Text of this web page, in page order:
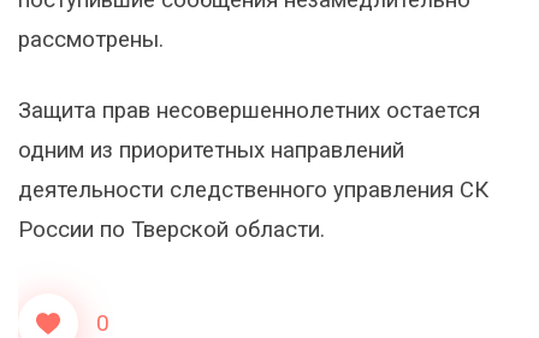
рассмотрены.
Защита прав несовершеннолетних остается
одним из приоритетных направлений
деятельности следственного управления СК
России по Тверской области.
0